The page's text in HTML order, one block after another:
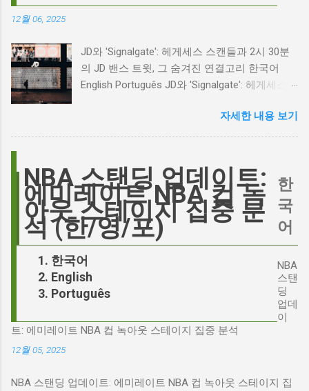
하는 동시에 우려를 표했습니다. 일부에서는 엘
로디의 이미지가 원작 속 히스클리프와는 다소
거리가 있다는 의견을 제시하며 캐스팅에 대한
한 비판에 대해 "기다려 보세요. 믿으세요. 분명
의 이미지가 원작과 부합하는지 여부를 넘어, 우
리가 '히스클리프'라는 인물에게 기대하는 바가
무엇인지, 그리고 배우가 그 기대를 어떻게 충족
시킬 수 있는지에 대한 근본적인 질문을 던집니
다. 다니엘 데이 루이스, '진정성'의 대명사 이 지
점에서 다니엘 데이 루이스의 이름이 등장하는
것은 결코 우연이 아닙니다. 그는 '메소드 연
기'의 극한을 보여주는 배우로서, 맡는 역할마다
완벽하게 몰입하여 실제 인물과 구분이 어려울
정도의 연기를 선보였습니다. <나의 왼발>에서
12월 06, 2025
JD와 'Signalgate': 헤게세스 스캔들과 2시 30분
의 JD 밴스 트윗, 그 숨겨진 연결고리 한국어
English Português JD와 'Signalgate': 헤게세스
연결고리 오늘의 구글 트렌드 인기 검색어 'jd'는
단순히 두 글자의 약자가 아닙니다. 최근 미국
'Signalgate' 스캔들과 깊숙이 연결되어 있습니
다. 폭스뉴스 진행자 피트 헤게세스(Pete
Hegseth)를 중심으로 벌어진 이 스캔들은 예상
치 못한 인물, JD 밴스(JD Vance)의 이름까지 소
환하며 파장을 일으키고 있습니다. 왜 'jd'가 갑자
들이 어떻게 얽혀있는 것일까요? 최대100%세일
오늘의 특가 'Signalgate' 스캔들: 피트 헤게세스
의 그림자 먼저 'Signalgate' 스캔들의 핵심 인물
인 피트 헤게세스부터 살펴봐야 합니다. 최근 공
개된 국방부 감사 보고서에 따르면, 헤게세스는
스의 행위가 윤리적으로 심각한 문제를 야기하
자세한 내용 보기
NBA 스탠딩 업데이트:
에미레이트 NBA 컵 녹
아웃 스테이지 집중 분
석 (한/영/포)
한국어
English
Português
한
국
어
NBA
스탠
딩
업데
이
트: 에미레이트 NBA 컵 녹아웃 스테이지 집중 분석
12월 05, 2025
NBA 스탠딩 업데이트: 에미레이트 NBA 컵 녹아웃 스테이지 집